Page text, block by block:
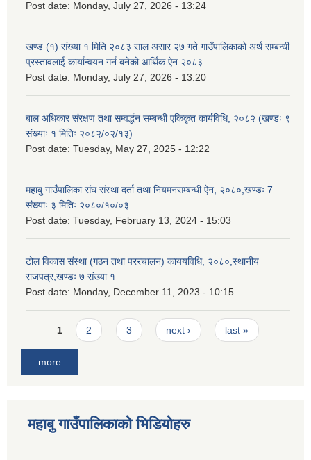
Post date: Monday, July 27, 2026 - 13:24
खण्ड (१) संख्या १ मिति २०८३ साल असार २७ गते गाउँपालिकाको अर्थ सम्बन्धी
प्रस्तावलाई कार्यान्वयन गर्न बनेको आर्थिक ऐन २०८३
Post date: Monday, July 27, 2026 - 13:20
बाल अधिकार संरक्षण तथा सम्वर्द्धन सम्बन्धी एकिकृत कार्यविधि, २०८२ (खण्डः ९
संख्याः १ मितिः २०८२/०२/१३)
Post date: Tuesday, May 27, 2025 - 12:22
महाबु गाउँपालिका संघ संस्था दर्ता तथा नियमनसम्बन्धी ऐन, २०८०,खण्डः 7
संख्याः ३ मितिः २०८०/१०/०३
Post date: Tuesday, February 13, 2024 - 15:03
टोल विकास संस्था (गठन तथा पररचालन) काययविधि, २०८०,स्थानीय
राजपत्र,खण्डः ७ संख्या १
Post date: Monday, December 11, 2023 - 10:15
Pages
1 2 3 next › last »
more
महाबु गाउँपालिकाको भिडियोहरु